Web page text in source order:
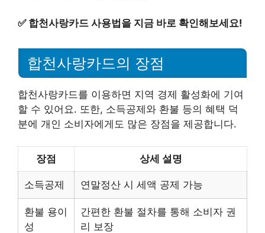
✅ 합천사랑카드 사용법을 지금 바로 확인해보세요!
합천사랑카드의 장점
합천사랑카드를 이용하면 지역 경제 활성화에 기여
할 수 있어요. 또한, 소득공제와 환불 등의 혜택 덕
분에 개인 소비자에게도 많은 장점을 제공합니다.
장점 상세 설명
소득공제 연말정산 시 세액 공제 가능
환불 용이
성
간편한 환불 절차를 통해 소비자 권
리 보장